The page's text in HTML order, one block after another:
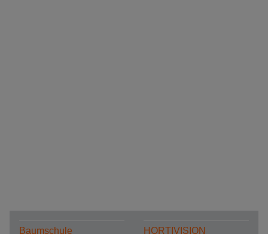
Baumschule HORTIVISION